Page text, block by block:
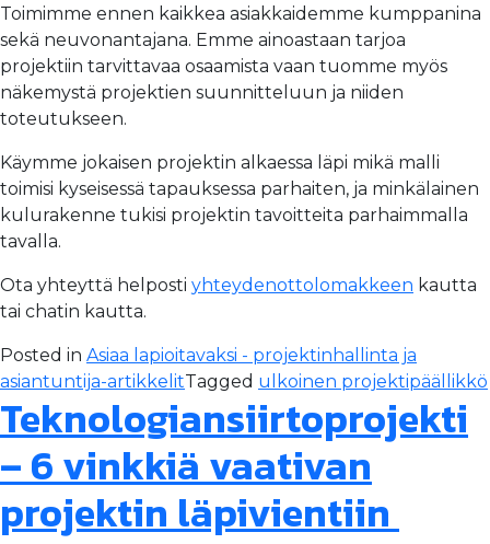
Toimimme ennen kaikkea asiakkaidemme kumppanina
sekä neuvonantajana. Emme ainoastaan tarjoa
projektiin tarvittavaa osaamista vaan tuomme myös
näkemystä projektien suunnitteluun ja niiden
toteutukseen.
Käymme jokaisen projektin alkaessa läpi mikä malli
toimisi kyseisessä tapauksessa parhaiten, ja minkälainen
kulurakenne tukisi projektin tavoitteita parhaimmalla
tavalla.
Ota yhteyttä helposti yhteydenottolomakkeen kautta
tai chatin kautta.
Posted in Asiaa lapioitavaksi - projektinhallinta ja
asiantuntija-artikkelitTagged ulkoinen projektipäällikkö
Teknologiansiirtoprojekti
– 6 vinkkiä vaativan
projektin läpivientiin